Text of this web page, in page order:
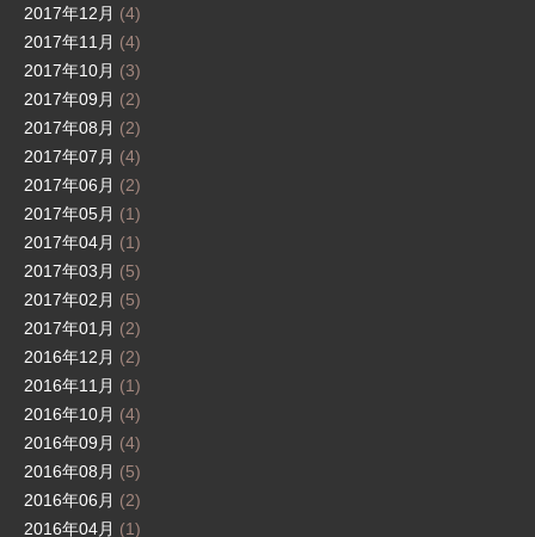
2017年12月 (4)
2017年11月 (4)
2017年10月 (3)
2017年09月 (2)
2017年08月 (2)
2017年07月 (4)
2017年06月 (2)
2017年05月 (1)
2017年04月 (1)
2017年03月 (5)
2017年02月 (5)
2017年01月 (2)
2016年12月 (2)
2016年11月 (1)
2016年10月 (4)
2016年09月 (4)
2016年08月 (5)
2016年06月 (2)
2016年04月 (1)